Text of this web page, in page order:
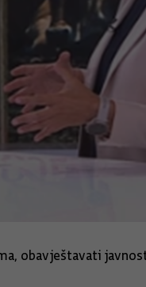
obavještavati